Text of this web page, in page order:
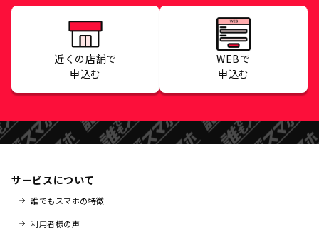
近くの店舗で
申込む
WEBで
申込む
サービスについて
誰でもスマホの特徴
利用者様の声